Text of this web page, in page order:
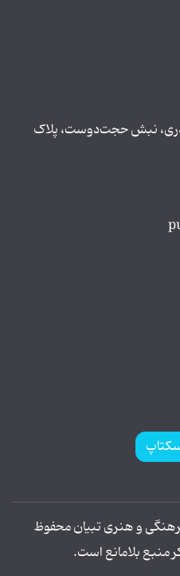
نبش حجت‌دوست، پلاک
و هنری تبیان محفوظ
منبع بلامانع است.